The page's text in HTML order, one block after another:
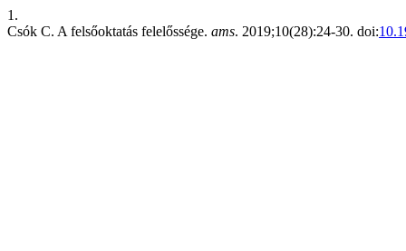
1.
Csók C. A felsőoktatás felelőssége. ams. 2019;10(28):24-30. doi: